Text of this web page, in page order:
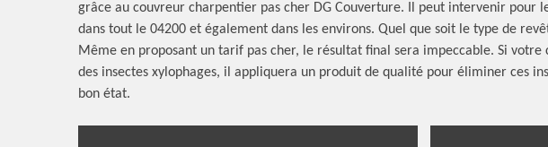
grâce au couvreur charpentier pas cher DG Couverture. Il peut intervenir pour
dans tout le 04200 et également dans les environs. Quel que soit le type de
Même en proposant un tarif pas cher, le résultat final sera impeccable. Si votre
des insectes xylophages, il appliquera un produit de qualité pour éliminer ces
bon état.